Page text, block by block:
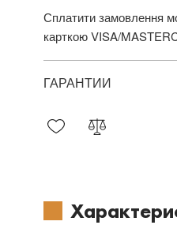
Сплатити замовлення
карткою VISA/
ГАРАНТИИ